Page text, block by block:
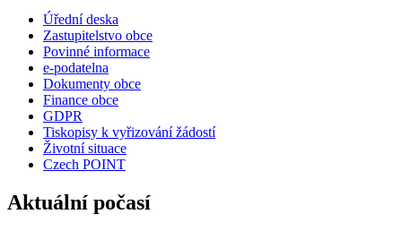
Úřední deska
Zastupitelstvo obce
Povinné informace
e-podatelna
Dokumenty obce
Finance obce
GDPR
Tiskopisy k vyřizování žádostí
Životní situace
Czech POINT
Aktuální počasí